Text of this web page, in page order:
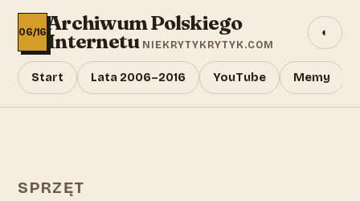
06/16Archiwum Polskiego
Internetu NIEKRYTYKRYTYK.COM
Start Lata 2006–2016 YouTube Memy
◐
SPRZĘT